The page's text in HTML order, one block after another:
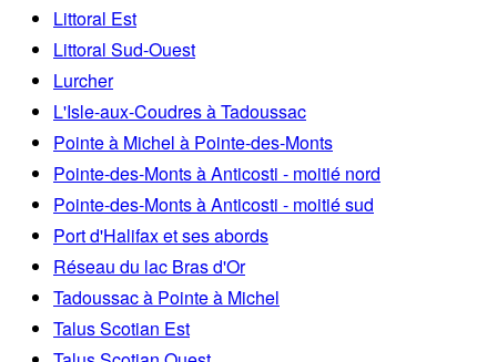
Littoral Est
Littoral Sud-Ouest
Lurcher
L'Isle-aux-Coudres à Tadoussac
Pointe à Michel à Pointe-des-Monts
Pointe-des-Monts à Anticosti - moitié nord
Pointe-des-Monts à Anticosti - moitié sud
Port d'Halifax et ses abords
Réseau du lac Bras d'Or
Tadoussac à Pointe à Michel
Talus Scotian Est